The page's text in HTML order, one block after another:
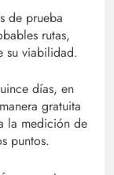
de prueba
rutas,
su viabilidad.
días, en
gratuita
la medición de
puntos.